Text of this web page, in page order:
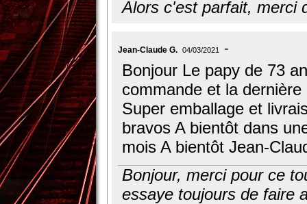
Alors c'est parfait, merci
Jean-Claude G. 04/03/2021
Bonjour Le papy de 73
commande et la
Super emballage et
bravos A bientôt dans
mois A bientôt Jean-
Bonjour, merci pour ce
essaye toujours de faire